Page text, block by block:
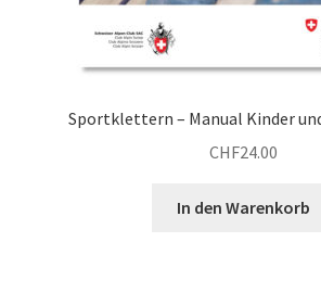
Sportklettern – Manual Kinder
CHF24.00
In den Warenkorb